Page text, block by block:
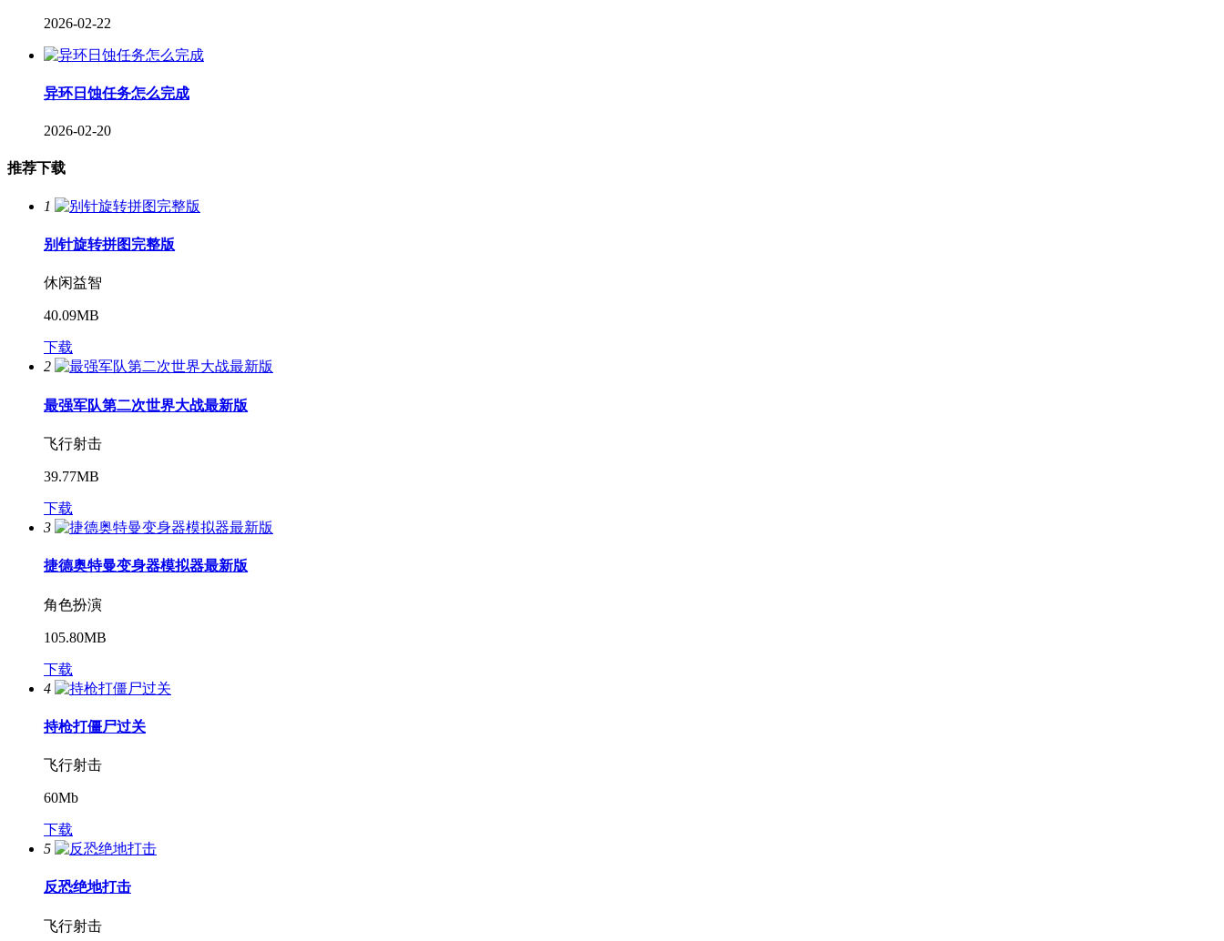
2026-02-22
异环日蚀任务怎么完成
2026-02-20
推荐下载
1
别针旋转拼图完整版
休闲益智
40.09MB
下载
2
最强军队第二次世界大战最新版
飞行射击
39.77MB
下载
3
捷德奥特曼变身器模拟器最新版
角色扮演
105.80MB
下载
4
持枪打僵尸过关
飞行射击
60Mb
下载
5
反恐绝地打击
飞行射击